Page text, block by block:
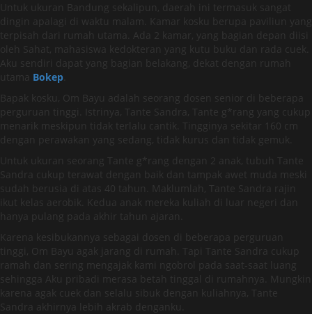
Untuk ukuran Bandung sekalipun, daerah ini termasuk sangat
dingin apalagi di waktu malam. Kamar kosku berupa paviliun yang
terpisah dari rumah utama. Ada 2 kamar, yang bagian depan diisi
oleh Sahat, mahasiswa kedokteran yang kutu buku dan rada cuek.
Aku sendiri dapat yang bagian belakang, dekat dengan rumah
utama
Bokep
Bapak kosku, Om Bayu adalah seorang dosen senior di beberapa
perguruan tinggi. Istrinya, Tante Sandra, Tante g*rang yang cukup
menarik meskipun tidak terlalu cantik. Tingginya sekitar 160 cm
dengan perawakan yang sedang, tidak kurus dan tidak gemuk.
Untuk ukuran seorang Tante g*rang dengan 2 anak, tubuh Tante
Sandra cukup terawat dengan baik dan tampak awet muda meski
sudah berusia di atas 40 tahun. Maklumlah, Tante Sandra rajin
ikut kelas aerobik. Kedua anak mereka kuliah di luar negeri dan
hanya pulang pada akhir tahun ajaran.
Karena kesibukannya sebagai dosen di beberapa perguruan
tinggi, Om Bayu agak jarang di rumah. Tapi Tante Sandra cukup
ramah dan sering mengajak kami ngobrol pada saat-saat luang
sehingga Aku pribadi merasa betah tinggal di rumahnya. Mungkin
karena agak cuek dan selalu sibuk dengan kuliahnya, Tante
Sandra akhirnya lebih akrab denganku.